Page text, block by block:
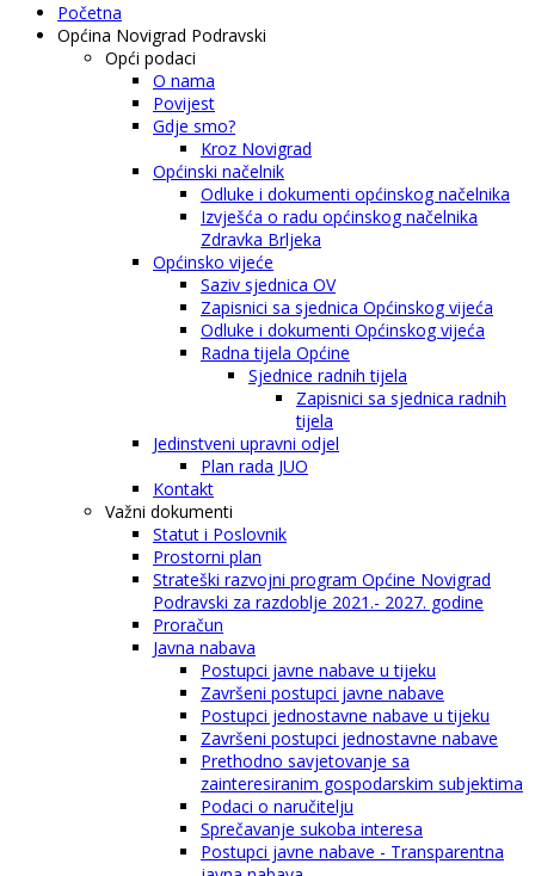
Početna
Općina Novigrad Podravski
Opći podaci
O nama
Povijest
Gdje smo?
Kroz Novigrad
Općinski načelnik
Odluke i dokumenti općinskog načelnika
Izvješća o radu općinskog načelnika
Zdravka Brljeka
Općinsko vijeće
Saziv sjednica OV
Zapisnici sa sjednica Općinskog vijeća
Odluke i dokumenti Općinskog vijeća
Radna tijela Općine
Sjednice radnih tijela
Zapisnici sa sjednica radnih
tijela
Jedinstveni upravni odjel
Plan rada JUO
Kontakt
Važni dokumenti
Statut i Poslovnik
Prostorni plan
Strateški razvojni program Općine Novigrad
Podravski za razdoblje 2021.- 2027. godine
Proračun
Javna nabava
Postupci javne nabave u tijeku
Završeni postupci javne nabave
Postupci jednostavne nabave u tijeku
Završeni postupci jednostavne nabave
Prethodno savjetovanje sa
zainteresiranim gospodarskim subjektima
Podaci o naručitelju
Sprečavanje sukoba interesa
Postupci javne nabave - Transparentna